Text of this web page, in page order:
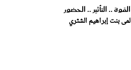
القوة .. التأثير .. الحضور
لمى بنت إبراهيم الشثري